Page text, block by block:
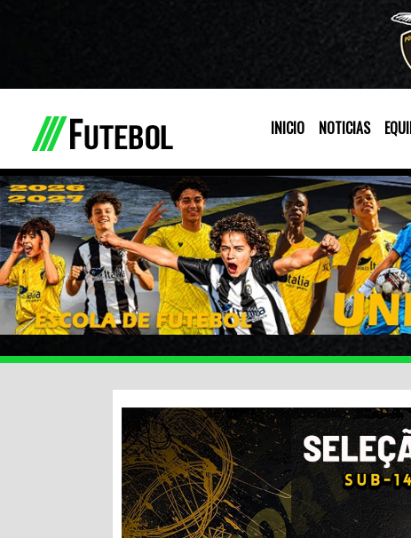
INICIO NOTICIAS